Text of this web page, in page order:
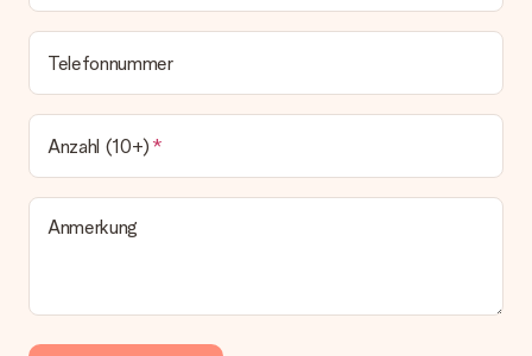
Telefonnummer
Anzahl (10+)
Anmerkung